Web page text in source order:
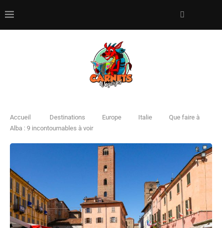
Accueil Destinations Europe Italie
Que faire à
Alba : 9 incontournables à voir